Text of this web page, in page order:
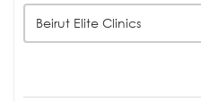
Beirut Elite Clinics